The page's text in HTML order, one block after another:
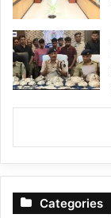
Categories